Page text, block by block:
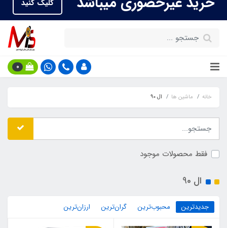
کلیک کنید
0
خانه ماشین ها ال 90
فقط محصولات موجود
ال 90
جدیدترین محبوب‌ترین گران‌ترین ارزان‌ترین